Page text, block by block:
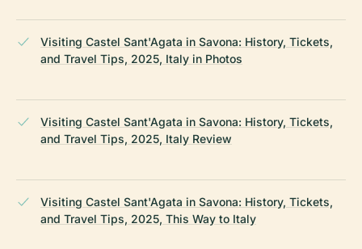
Visiting Castel Sant'Agata in Savona: History, Tickets,
and Travel Tips, 2025, Italy in Photos
Visiting Castel Sant'Agata in Savona: History, Tickets,
and Travel Tips, 2025, Italy Review
Visiting Castel Sant'Agata in Savona: History, Tickets,
and Travel Tips, 2025, This Way to Italy